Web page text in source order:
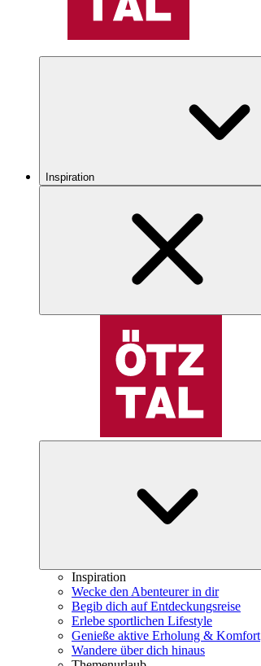
Inspiration
Inspiration
Wecke den Abenteurer in dir
Begib dich auf Entdeckungsreise
Erlebe sportlichen Lifestyle
Genieße aktive Erholung & Komfort
Wandere über dich hinaus